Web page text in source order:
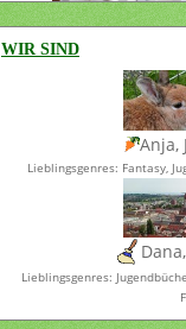
WIR SIND
Anja,
Lieblingsgenres: Fantasy,
Lieblingsgenres: